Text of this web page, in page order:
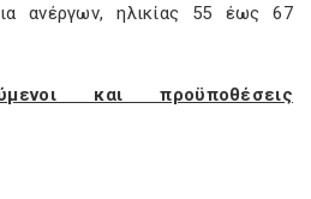
ανέργων, ηλικίας 55 έως 67
και προϋποθέσεις